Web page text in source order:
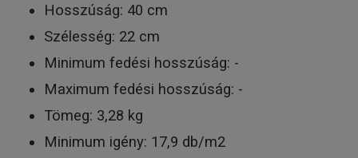
Hosszúság: 40 cm
Szélesség: 22 cm
Minimum fedési hosszúság: -
Maximum fedési hosszúság: -
Tömeg: 3,28 kg
Minimum igény: 17,9 db/m2